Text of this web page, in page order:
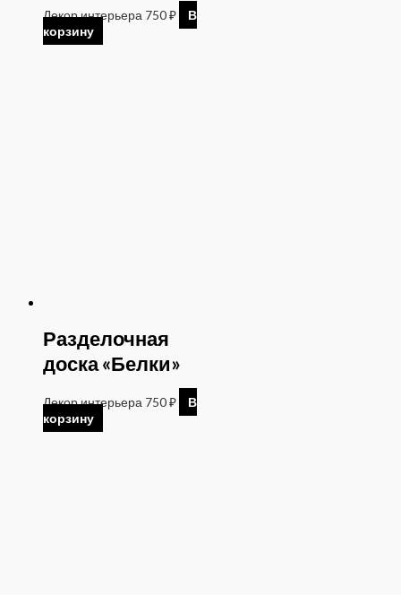
Декор интерьера 750₽
В
корзину
Разделочная
доска «Белки»
Декор интерьера 750₽
В
корзину